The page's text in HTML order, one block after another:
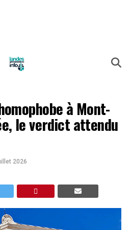
à Mont-
le verdict attendu
2026